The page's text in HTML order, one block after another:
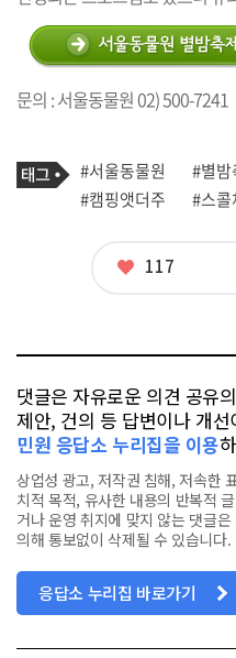
문의 : 서울동물원 02) 500-7241
기
사
관
련
태
그
#서울동물원 #별밤
#캠핑앳더주
#스콜
좋
117
댓글은 자유로운 의견 공유
제안, 건의 등 답변이나 개
민원 응답소 누리집을 이용
상업성 광고, 저작권 침해, 저속한
치적 목적, 유사한 내용의 반복적
거나 운영 취지에 맞지 않는 댓글
의해 통보없이 삭제될 수 있습니다.
응답소 누리집 바로가기